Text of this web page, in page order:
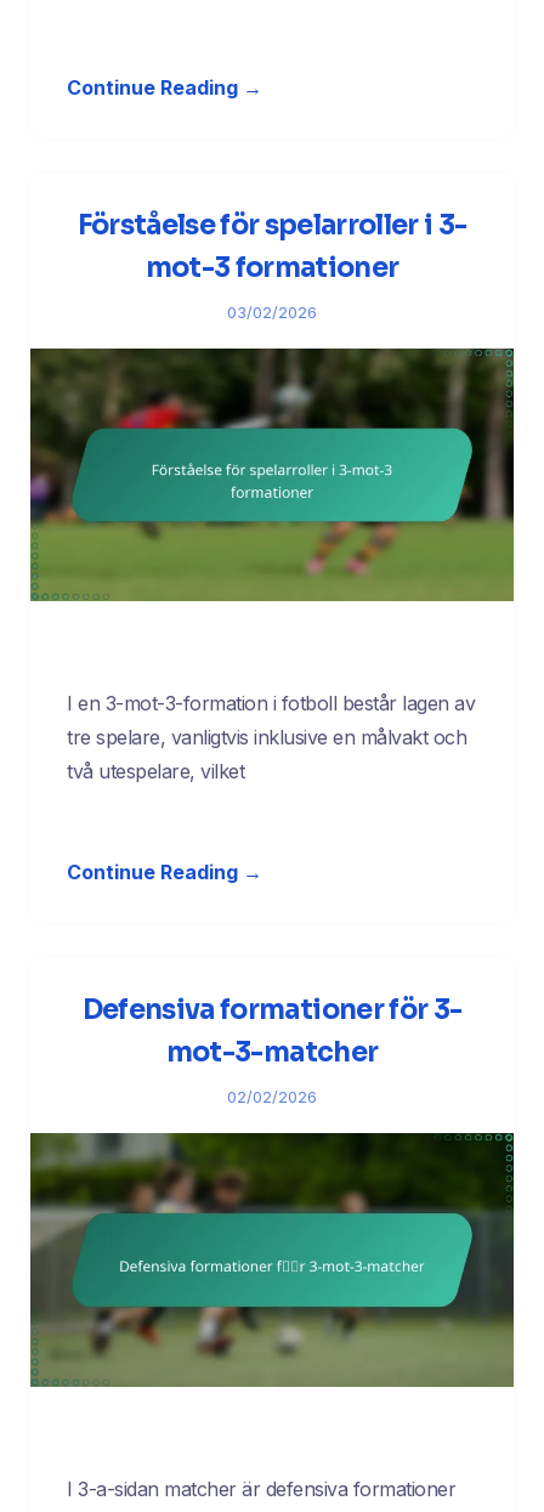
Continue Reading →
Förståelse för spelarroller i 3-
mot-3 formationer
03/02/2026
I en 3-mot-3-formation i fotboll består lagen av
tre spelare, vanligtvis inklusive en målvakt och
två utespelare, vilket
Continue Reading →
Defensiva formationer för 3-
mot-3-matcher
02/02/2026
I 3-a-sidan matcher är defensiva formationer